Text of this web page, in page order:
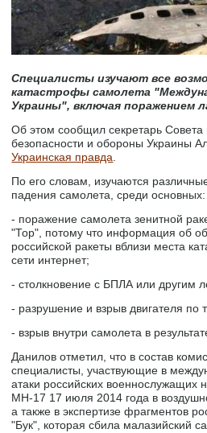
Специалисты изучают все
катастрофы самолета
Украины", включая поражением
Об этом сообщил секретарь Совета
безопасности и обороны Украины
Украинская правда.
По его словам, изучаются
падения самолета, среди основных:
- поражение самолета зенитной
"Тор", потому что информация об
российской ракеты вблизи места
сети интернет;
- столкновение с БПЛА или другим
- разрушение и взрыв двигателя по
- взрыв внутри самолета в
Данилов отметил, что в состав
специалисты, участвующие в
атаки российских военнослужащих
МН-17 17 июля 2014 года в
а также в экспертизе фрагментов
"Бук", которая сбила малазийский